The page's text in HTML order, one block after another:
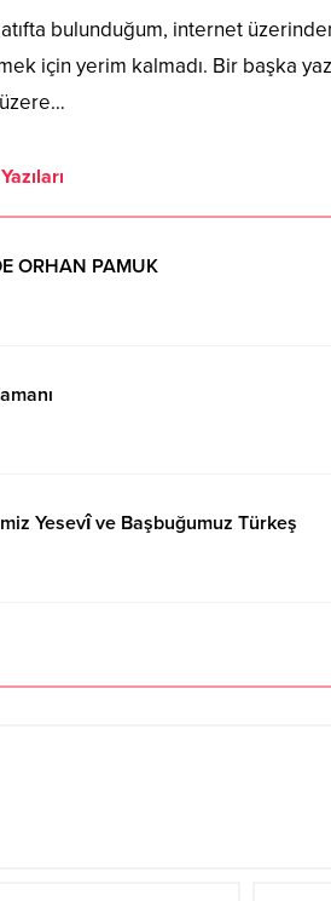
atıfta bulunduğum, internet
için yerim kalmadı. Bir başka
ORHAN PAMUK
Yesevî ve Başbuğumuz Türkeş